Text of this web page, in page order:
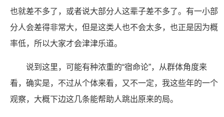
也就差不多了，或者说大部分人这辈子差不多了。有一小部
分人会差得非常大，但是这类人也不会太多，也正是因为概
率低，所以大家才会津津乐道。
说到这里，可能有种浓重的“宿命论”，从群体角度来
看，确实是，不过从个体来看，又不一定，我这些年的一个
观察，大概下边这几条能帮助人跳出原来的局。